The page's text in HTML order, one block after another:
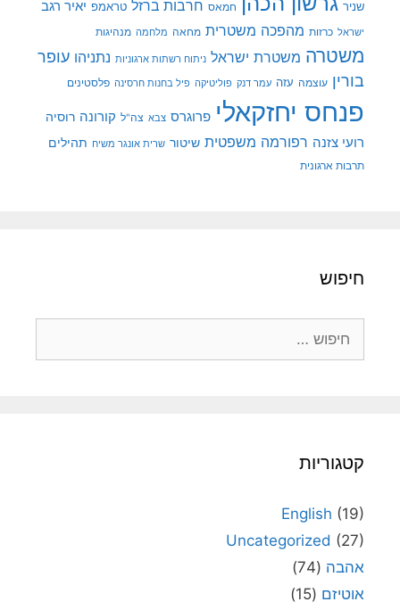
שניר חמאס חרבות ברזל טראמפ יאיר רגב
ישראל כרזות מהפכה משטרית מחאה מלחמה מנהיגות
משטרה משטרת ישראל ניתוח רשתות ארגוניות נתניהו עופר
בורין עוצמה עזה עמר דנק פוליטיקה פיל בחנות חרסינה פלסטינים
פנחס יחזקאלי פרוגרס צבא צה"ל קורונה רוסיה
רועי צזנה רפורמה משפטית שיטור שרית אונגר משיח תהילים
תרבות ארגונית
חיפוש
קטגוריות
English (19)
Uncategorized (27)
אהבה (74)
אוטיזם (15)